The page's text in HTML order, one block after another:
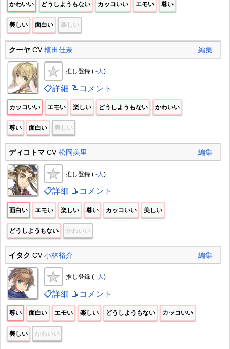
かわいい どうしようもない カッコいい エモい 尊い
美しい 面白い 楽しい
クーヤCV植田佳奈 編集
推し登録 ( -人)
📋詳細 📝コメント
カッコいい エモい 楽しい どうしようもない かわいい
尊い 面白い 美しい
ディコトマCV松岡美里 編集
推し登録 ( -人 )
📋詳細 📝コメント
面白い エモい 楽しい 尊い カッコいい 美しい
どうしようもない かわいい
イタク CV小林裕介 編集
推し登録 ( -人)
📋詳細 📝コメント
尊い 面白い エモい 楽しい どうしようもない カッコいい
美しい かわいい